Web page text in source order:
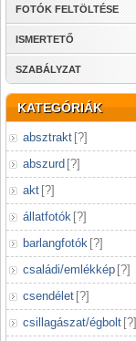
FOTÓK FELTÖLTÉSE
ISMERTETŐ
SZABÁLYZAT
KATEGÓRIÁK
absztrakt [?]
abszurd [?]
akt [?]
állatfotók [?]
barlangfotók [?]
családi/emlékkép [?]
csendélet [?]
csillagászat/égbolt [?]